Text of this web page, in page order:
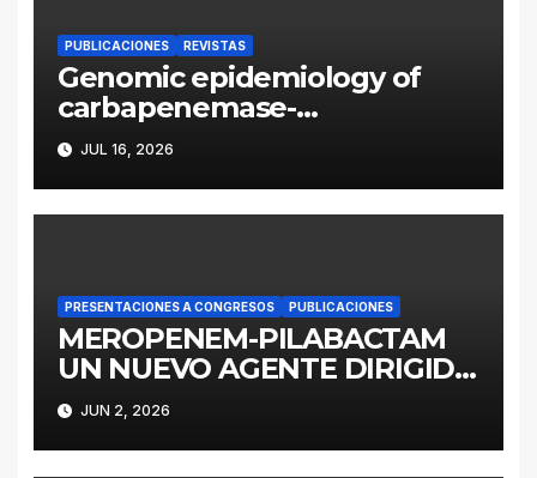
PUBLICACIONES REVISTAS
Genomic epidemiology of
carbapenemase-
producing Enterobacter
cloacae complex in
Argentina: a retrospective
JUL 16, 2026
PRESENTACIONES A CONGRESOS PUBLICACIONES
MEROPENEM-PILABACTAM
UN NUEVO AGENTE DIRIGIDO
A ENTEROBACTERALES
PRODUCTORES DE
SERINOCARBAPENEMASAS
JUN 2, 2026